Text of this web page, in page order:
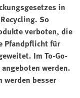
in
So
verboten, die
Pfandpflicht für
Im To-Go-
werden.
werden besser